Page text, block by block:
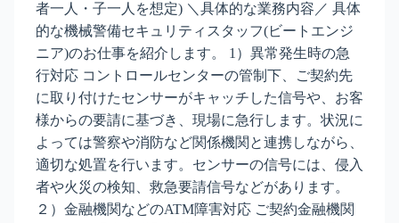
者一人・子一人を想定) ＼具体的な業務内容／ 具体
的な機械警備セキュリティスタッフ(ビートエンジ
ニア)のお仕事を紹介します。 1）異常発生時の急
行対応 コントロールセンターの管制下、ご契約先
に取り付けたセンサーがキャッチした信号や、お客
様からの要請に基づき、現場に急行します。状況に
よっては警察や消防など関係機関と連携しながら、
適切な処置を行います。センサーの信号には、侵入
者や火災の検知、救急要請信号などがあります。
２）金融機関などのATM障害対応 ご契約金融機関